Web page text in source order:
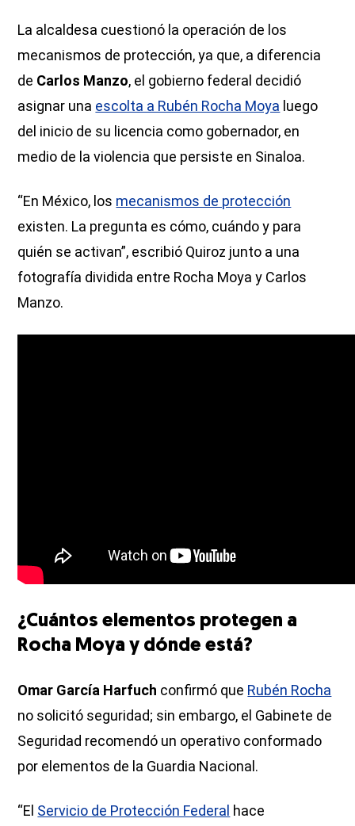
La alcaldesa cuestionó la operación de los
mecanismos de protección, ya que, a diferencia
de Carlos Manzo, el gobierno federal decidió
asignar una escolta a Rubén Rocha Moya luego
del inicio de su licencia como gobernador, en
medio de la violencia que persiste en Sinaloa.
“En México, los mecanismos de protección
existen. La pregunta es cómo, cuándo y para
quién se activan”, escribió Quiroz junto a una
fotografía dividida entre Rocha Moya y Carlos
Manzo.
¿Cuántos elementos protegen a
Rocha Moya y dónde está?
Omar García Harfuch confirmó que Rubén Rocha
no solicitó seguridad; sin embargo, el Gabinete de
Seguridad recomendó un operativo conformado
por elementos de la Guardia Nacional.
“El Servicio de Protección Federal hace